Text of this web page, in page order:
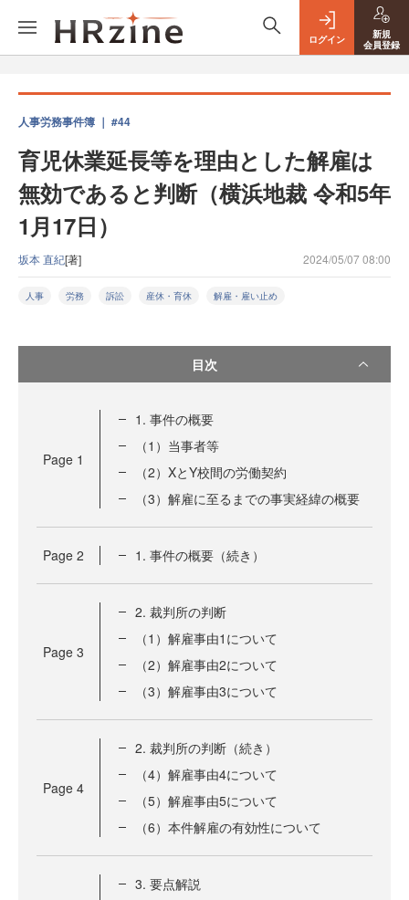
ログイン
新規
会員登録
人事労務事件簿 ｜ #44
育児休業延長等を理由とした解雇は
無効であると判断（横浜地裁 令和5年
1月17日）
坂本 直紀[著] 2024/05/07 08:00
人事 労務 訴訟 産休・育休 解雇・雇い止め
目次
Page 1
1. 事件の概要
（1）当事者等
（2）XとY校間の労働契約
（3）解雇に至るまでの事実経緯の概要
Page 2 1. 事件の概要（続き）
Page 3
2. 裁判所の判断
（1）解雇事由1について
（2）解雇事由2について
（3）解雇事由3について
Page 4
2. 裁判所の判断（続き）
（4）解雇事由4について
（5）解雇事由5について
（6）本件解雇の有効性について
3. 要点解説